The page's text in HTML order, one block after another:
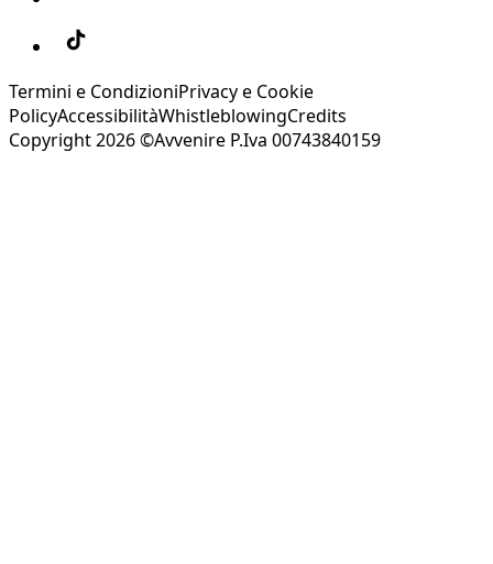
Termini e CondizioniPrivacy e Cookie
PolicyAccessibilitàWhistleblowingCredits
Copyright 2026 ©Avvenire P.Iva 00743840159